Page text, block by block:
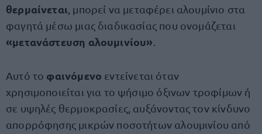
θερμαίνεται , μπορεί να μεταφέρει αλουμίνιο στα
φαγητά μέσω μιας διαδικασίας που ονομάζεται
«μετανάστευση αλουμινίου»
Αυτό το φαινόμενο εντείνεται όταν
χρησιμοποιείται για το ψήσιμο όξινων τροφίμων ή
σε υψηλές θερμοκρασίες, αυξάνοντας τον κίνδυνο
απορρόφησης μικρών ποσοτήτων αλουμινίου από